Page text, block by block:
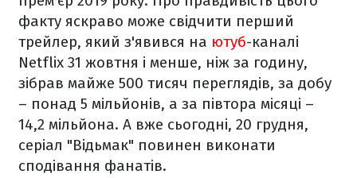
факту яскраво може свідчити перший
трейлер, який з'явився на ютуб-каналі
Netflix 31 жовтня і менше, ніж за годину,
зібрав майже 500 тисяч переглядів, за добу
– понад 5 мільйонів, а за півтора місяці –
14,2 мільйона. А вже сьогодні, 20 грудня,
серіал "Відьмак" повинен виконати
сподівання фанатів.